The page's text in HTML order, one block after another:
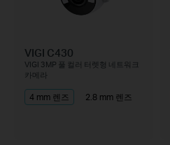
VIGI C430
VIGI 3MP 풀 컬러 터렛형 네트워크
카메라
4 mm 렌즈 2.8 mm 렌즈